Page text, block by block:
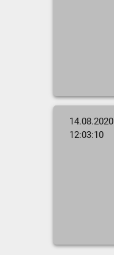
14.08.2020
12:03:10